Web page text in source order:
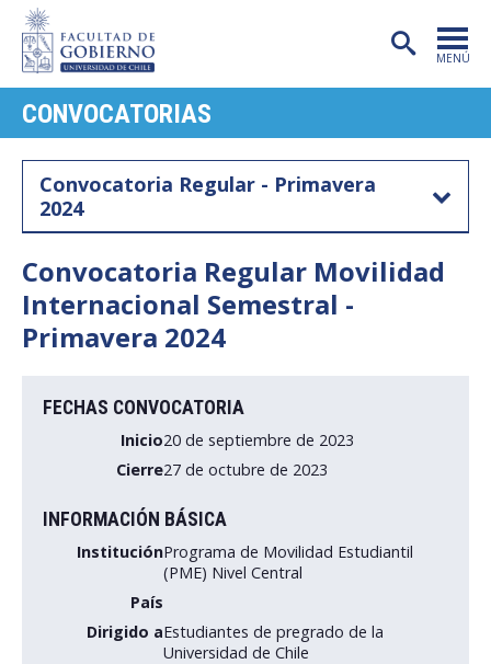
MENÚ
PORTADA
FACULTAD
INVESTIGACIÓN
EXTENSIÓN
PUBLICACIONES
CENTROS
Estudiantes
Académicos
CONVOCATORIAS
Convocatoria Regular - Primavera
2024
Convocatoria Regular Movilidad
Internacional Semestral -
Primavera 2024
FECHAS CONVOCATORIA
Inicio20 de septiembre de 2023
Cierre27 de octubre de 2023
INFORMACIÓN BÁSICA
InstituciónPrograma de Movilidad Estudiantil
(PME) Nivel Central
País
Dirigido aEstudiantes de pregrado de la
Universidad de Chile